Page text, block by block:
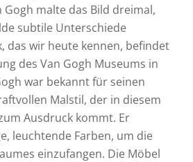
Gogh malte das Bild dreimal,
subtile Unterschiede
das wir heute kennen, befindet
des Van Gogh Museums in
war bekannt für seinen
Malstil, der in diesem
Ausdruck kommt. Er
leuchtende Farben, um die
einzufangen. Die Möbel